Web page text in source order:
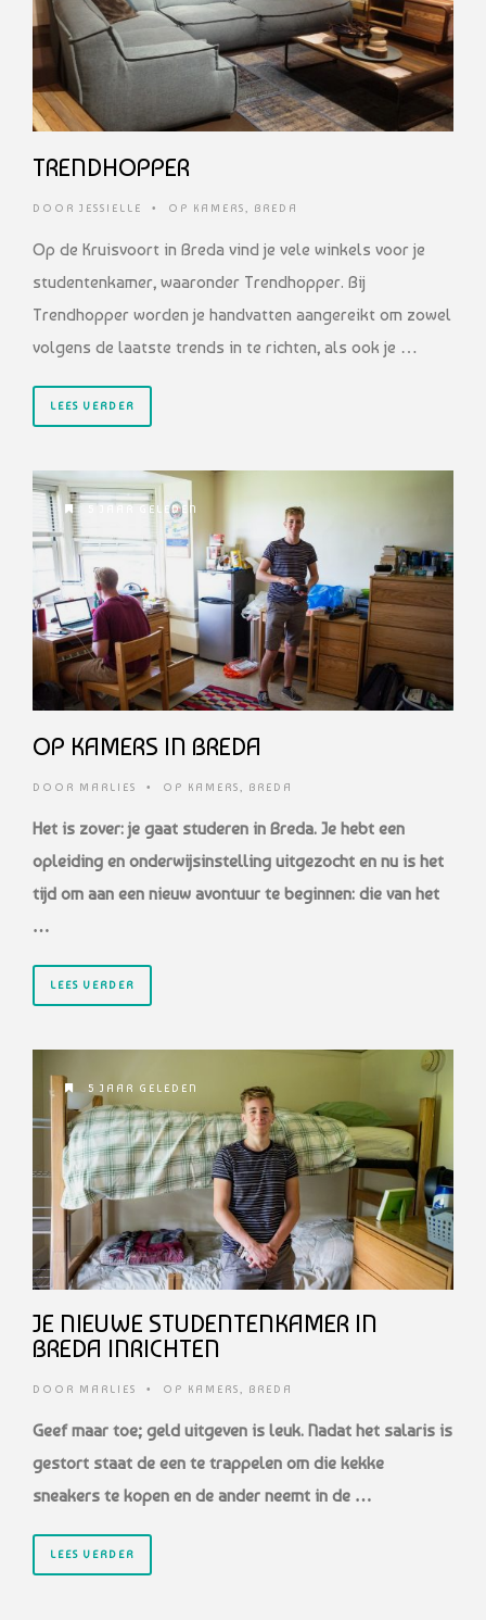
TRENDHOPPER
DOOR JESSIELLE • OP KAMERS, BREDA
Op de Kruisvoort in Breda vind je vele winkels voor je
studentenkamer, waaronder Trendhopper. Bij
Trendhopper worden je handvatten aangereikt om zowel
volgens de laatste trends in te richten, als ook je …
LEES VERDER
5 JAAR GELEDEN
OP KAMERS IN BREDA
DOOR MARLIES • OP KAMERS, BREDA
Het is zover: je gaat studeren in Breda. Je hebt een
opleiding en onderwijsinstelling uitgezocht en nu is het
tijd om aan een nieuw avontuur te beginnen: die van het
…
LEES VERDER
5 JAAR GELEDEN
JE NIEUWE STUDENTENKAMER IN
BREDA INRICHTEN
DOOR MARLIES • OP KAMERS, BREDA
Geef maar toe; geld uitgeven is leuk. Nadat het salaris is
gestort staat de een te trappelen om die kekke
sneakers te kopen en de ander neemt in de …
LEES VERDER